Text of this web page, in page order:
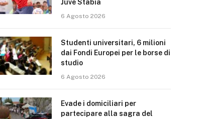
Juve Stabia
6 Agosto 2026
Studenti universitari, 6 milioni
dai Fondi Europei per le borse di
studio
6 Agosto 2026
Evade i domiciliari per
partecipare alla sagra del